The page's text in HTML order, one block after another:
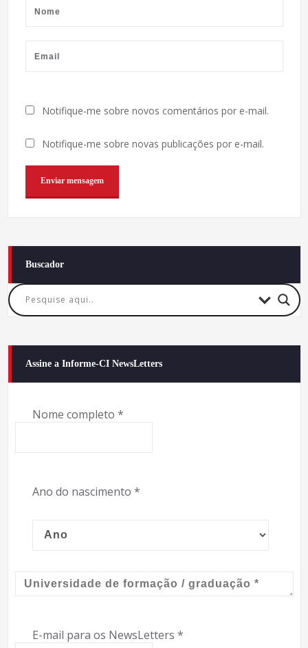
Notifique-me sobre novos comentários por e-mail.
Notifique-me sobre novas publicações por e-mail.
Buscador
Assine a Informe-CI NewsLetters
Nome completo *
Ano do nascimento *
E-mail para os NewsLetters *